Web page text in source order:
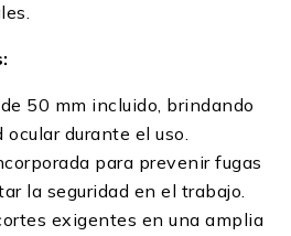
50 mm incluido, brindando
ocular durante el uso.
para prevenir fugas
la seguridad en el trabajo.
exigentes en una amplia